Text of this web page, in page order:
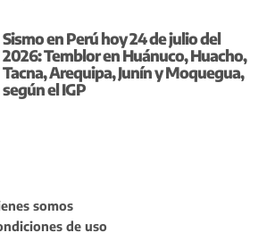
Sismo en Perú hoy 24 de julio del
2026: Temblor en Huánuco, Huacho,
Tacna, Arequipa, Junín y Moquegua,
según el IGP
somos
de uso